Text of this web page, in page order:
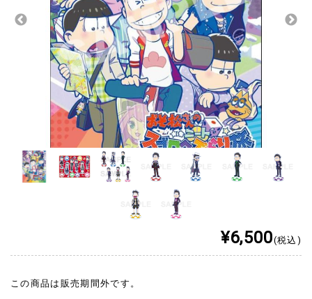
¥6,500(税込)
この商品は販売期間外です。